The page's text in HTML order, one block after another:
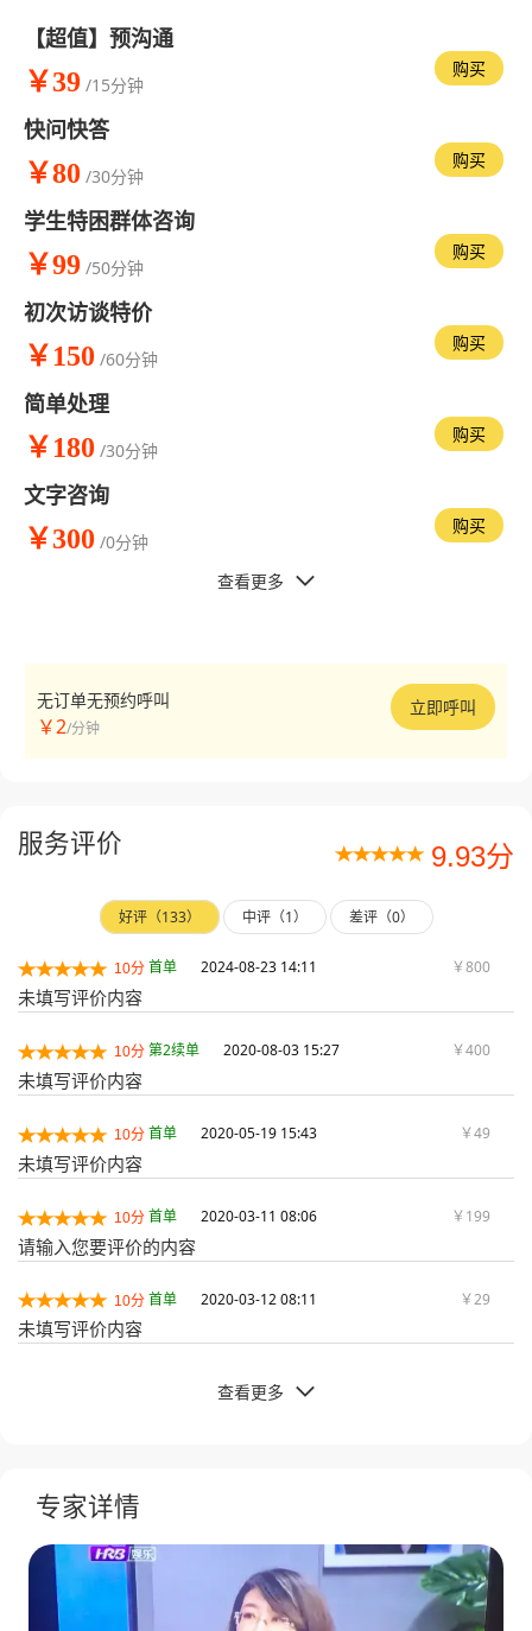
【超值】预沟通
￥39 /15分钟
购买
快问快答
￥80 /30分钟
购买
学生特困群体咨询
￥99 /50分钟
购买
初次访谈特价
￥150 /60分钟
购买
简单处理
￥180 /30分钟
购买
文字咨询
￥300 /0分钟
购买
查看更多 
无订单无预约呼叫
￥2/分钟
立即呼叫
服务评价 9.93分
好评（133） 中评（1） 差评（0）
10分 首单 2024-08-23 14:11 ￥800
未填写评价内容
10分 第2续单 2020-08-03 15:27 ￥400
未填写评价内容
10分 首单 2020-05-19 15:43 ￥49
未填写评价内容
10分 首单 2020-03-11 08:06 ￥199
请输入您要评价的内容
10分 首单 2020-03-12 08:11 ￥29
未填写评价内容
查看更多 
专家详情